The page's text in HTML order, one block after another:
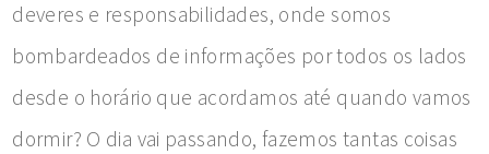
deveres e responsabilidades, onde somos
bombardeados de informações por todos os lados
desde o horário que acordamos até quando vamos
dormir? O dia vai passando, fazemos tantas coisas